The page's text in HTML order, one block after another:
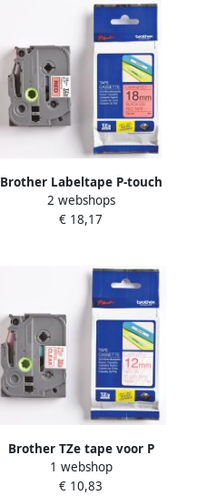
Brother Labeltape P-touch
TZe-441 standaard 18mm
zwart op rood
2 webshops
€ 18,17
Brother TZe tape voor P
Touch 12 mm rood op
transparant
1 webshop
€ 10,83